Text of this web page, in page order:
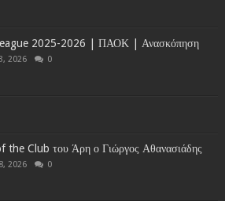
2025-2026 | ΠΑΟΚ | Ανασκόπηση
2026 0
the Club του Άρη ο Γιώργος Αθανασιάδης
2026 0